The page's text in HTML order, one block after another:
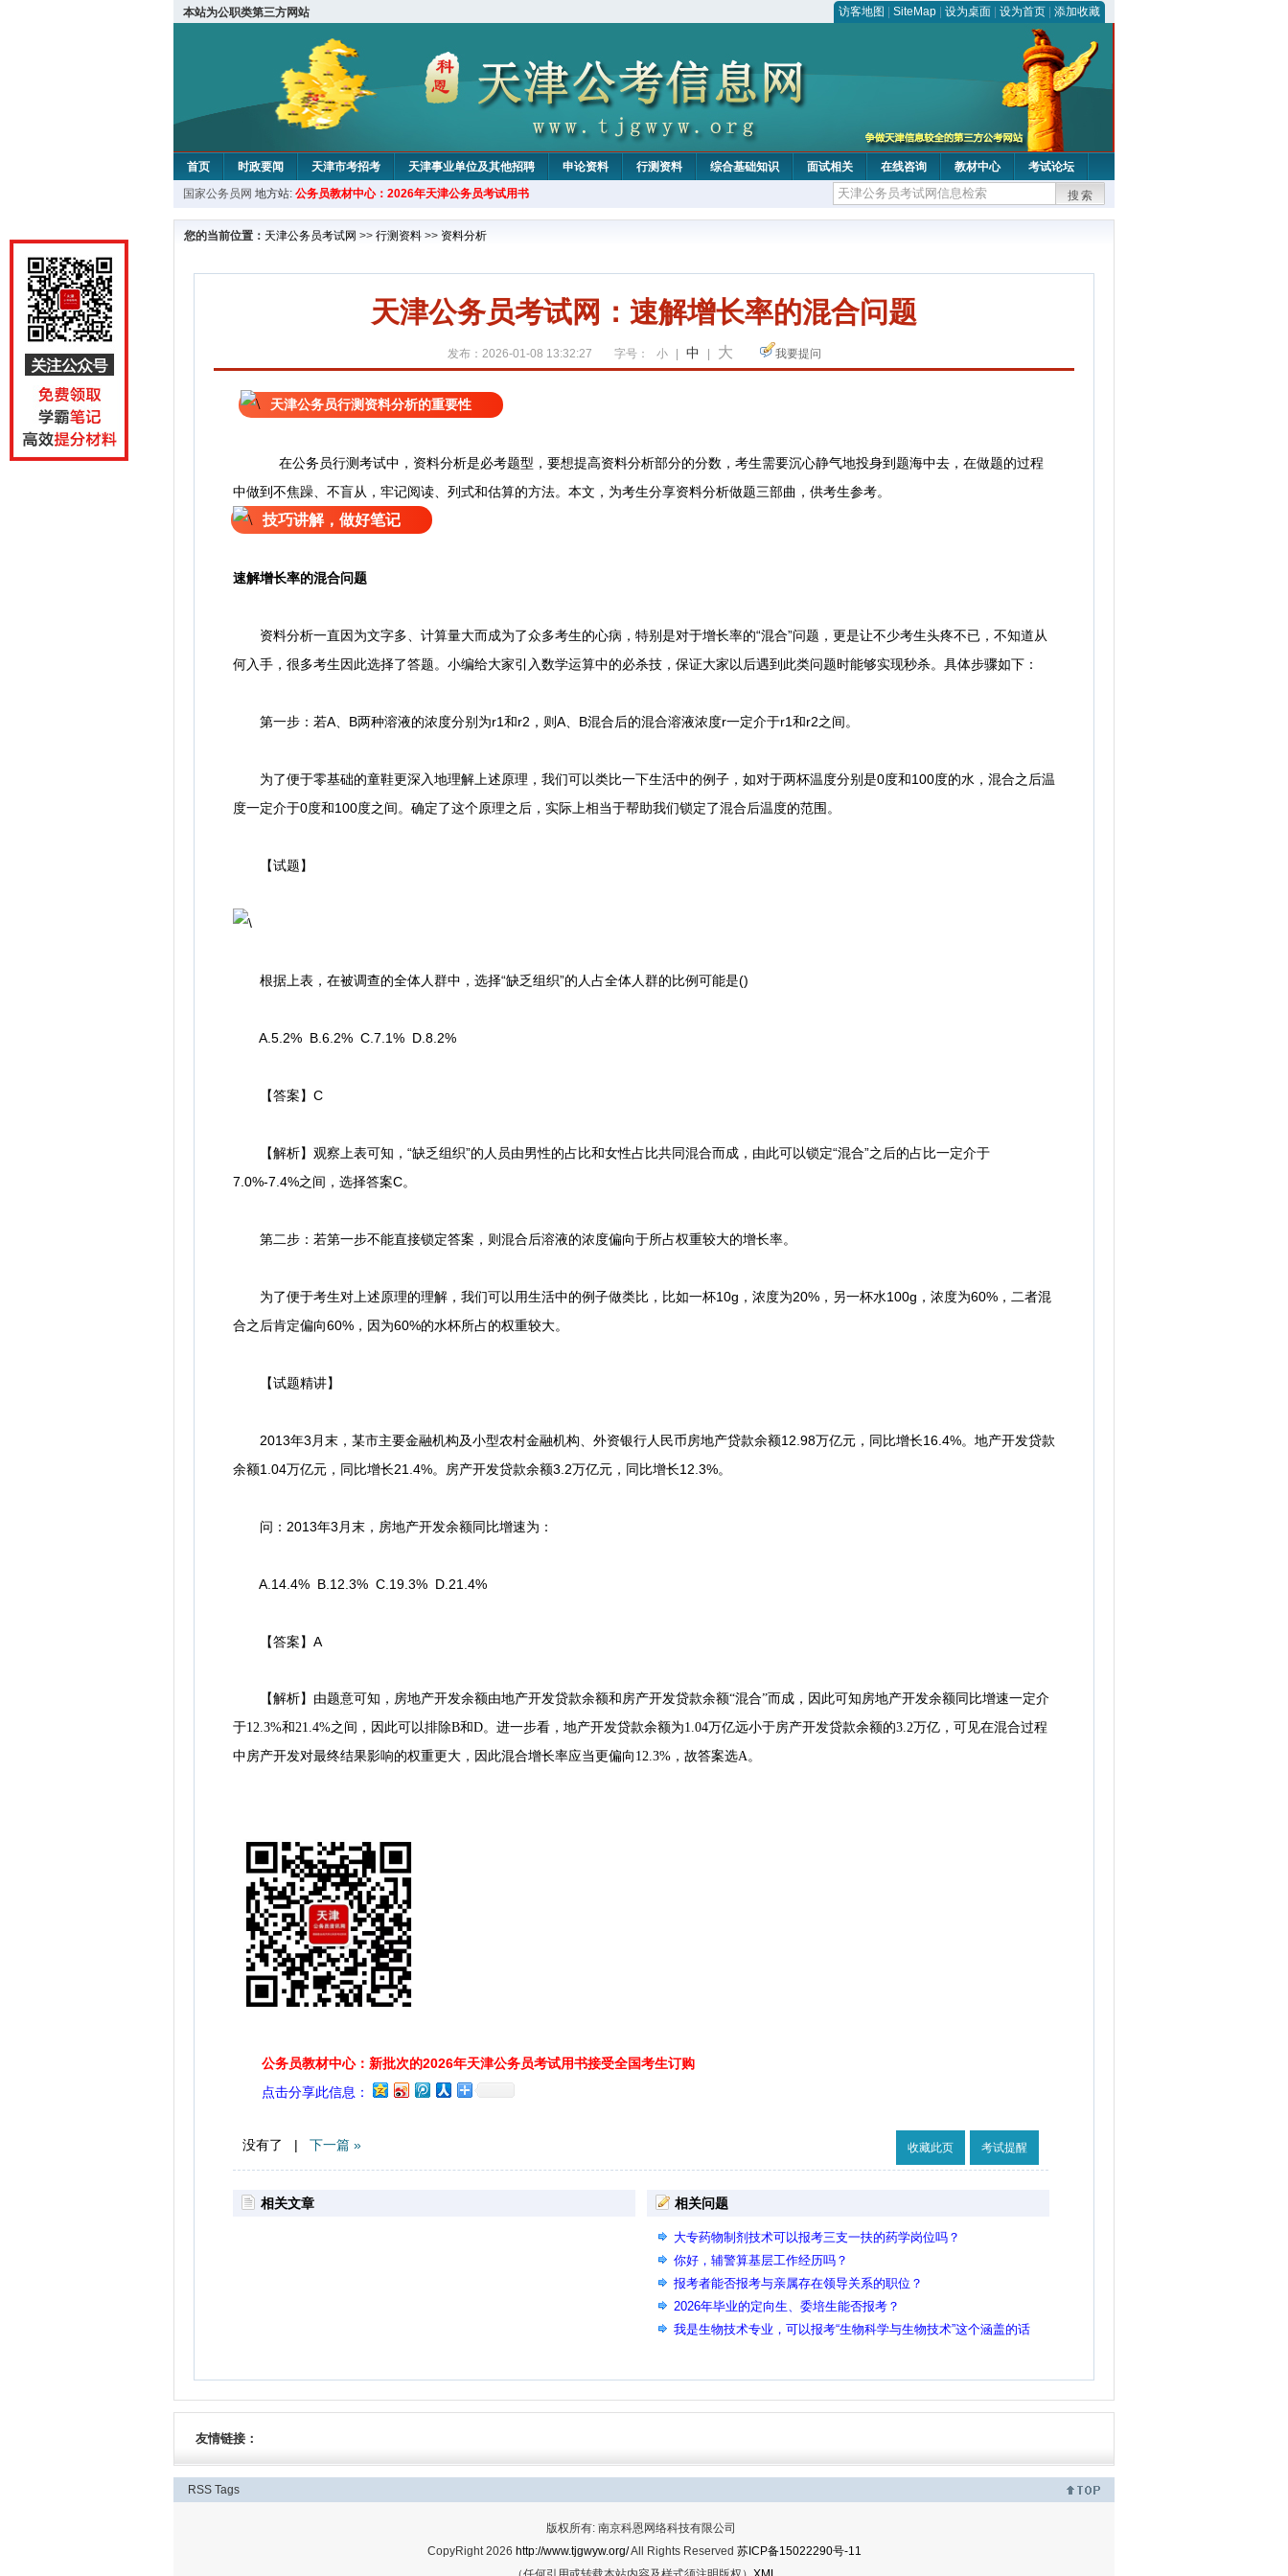
本站为公职类第三方网站 访客地图 SiteMap 设为桌面 设为首页 添加收藏
首页 时政要闻 天津市考招考 天津事业单位及其他招聘 申论资料 行测资料 综合基础知识 面试相关 在线咨询 教材中心 考试论坛
教材中心
国家公务员网 地方站: 公务员教材中心：2026年天津公务员考试用书 搜索
您的当前位置： 天津公务员考试网 >> 行测资料 >> 资料分析
天津公务员考试网：速解增长率的混合问题
发布：2026-01-08 13:32:27 字号： 小 中 大 我要提问
天津公务员行测资料分析的重要性
在公务员行测考试中，资料分析是必考题型，要想提高资料分析部分的分数，考生需要沉心静气地投身到题海中去，在做题的过程
中做到不焦躁、不盲从，牢记阅读、列式和估算的方法。本文，为考生分享资料分析做题三部曲，供考生参考。
技巧讲解，做好笔记
速解增长率的混合问题
资料分析一直因为文字多、计算量大而成为了众多考生的心病，特别是对于增长率的“混合”问题，更是让不少考生头疼不已，不知道从
何入手，很多考生因此选择了答题。小编给大家引入数学运算中的必杀技，保证大家以后遇到此类问题时能够实现秒杀。具体步骤如下：
第一步：若A、B两种溶液的浓度分别为r1和r2，则A、B混合后的混合溶液浓度r一定介于r1和r2之间。
为了便于零基础的童鞋更深入地理解上述原理，我们可以类比一下生活中的例子，如对于两杯温度分别是0度和100度的水，混合之后温
度一定介于0度和100度之间。确定了这个原理之后，实际上相当于帮助我们锁定了混合后温度的范围。
【试题】
根据上表，在被调查的全体人群中，选择“缺乏组织”的人占全体人群的比例可能是()
A.5.2% B.6.2% C.7.1% D.8.2%
【答案】C
【解析】观察上表可知，“缺乏组织”的人员由男性的占比和女性占比共同混合而成，由此可以锁定“混合”之后的占比一定介于
7.0%-7.4%之间，选择答案C。
第二步：若第一步不能直接锁定答案，则混合后溶液的浓度偏向于所占权重较大的增长率。
为了便于考生对上述原理的理解，我们可以用生活中的例子做类比，比如一杯10g，浓度为20%，另一杯水100g，浓度为60%，二者混
合之后肯定偏向60%，因为60%的水杯所占的权重较大。
【试题精讲】
2013年3月末，某市主要金融机构及小型农村金融机构、外资银行人民币房地产贷款余额12.98万亿元，同比增长16.4%。地产开发贷款
余额1.04万亿元，同比增长21.4%。房产开发贷款余额3.2万亿元，同比增长12.3%。
问：2013年3月末，房地产开发余额同比增速为：
A.14.4% B.12.3% C.19.3% D.21.4%
【答案】A
【解析】由题意可知，房地产开发余额由地产开发贷款余额和房产开发贷款余额“混合”而成，因此可知房地产开发余额同比增速一定介
于12.3%和21.4%之间，因此可以排除B和D。进一步看，地产开发贷款余额为1.04万亿远小于房产开发贷款余额的3.2万亿，可见在混合过程
中房产开发对最终结果影响的权重更大，因此混合增长率应当更偏向12.3%，故答案选A。
公务员教材中心：新批次的2026年天津公务员考试用书接受全国考生订购
点击分享此信息：
没有了 | 下一篇 » 收藏此页 考试提醒
相关文章 相关问题
大专药物制剂技术可以报考三支一扶的药学岗位吗？
你好，辅警算基层工作经历吗？
报考者能否报考与亲属存在领导关系的职位？
2026年毕业的定向生、委培生能否报考？
我是生物技术专业，可以报考“生物科学与生物技术”这个涵盖的话
友情链接：
RSS Tags
版权所有: 南京科恩网络科技有限公司
CopyRight 2026 http://www.tjgwyw.org/All Rights Reserved 苏ICP备15022290号-11